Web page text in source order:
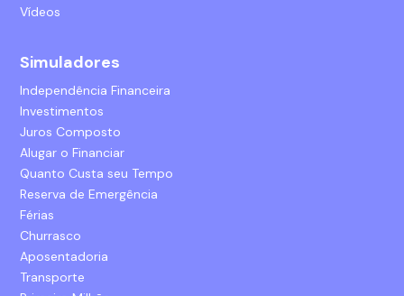
Vídeos
Simuladores
Independência Financeira
Investimentos
Juros Composto
Alugar o Financiar
Quanto Custa seu Tempo
Reserva de Emergência
Férias
Churrasco
Aposentadoria
Transporte